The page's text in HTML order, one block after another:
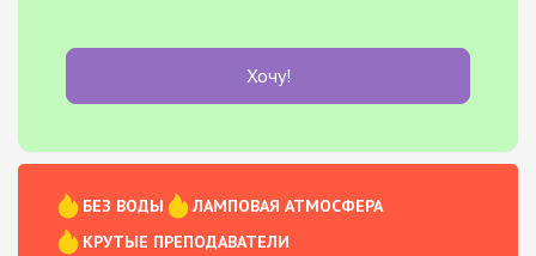
Хочу!
БЕЗ ВОДЫ
ЛАМПОВАЯ АТМОСФЕРА
КРУТЫЕ ПРЕПОДАВАТЕЛИ